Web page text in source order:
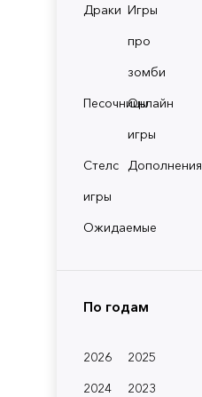
Драки Игры
про
зомби
ПесочницыОнлайн
игры
Стелс
игры
Дополнения
Ожидаемые
По годам
2026
2025
2024
2023